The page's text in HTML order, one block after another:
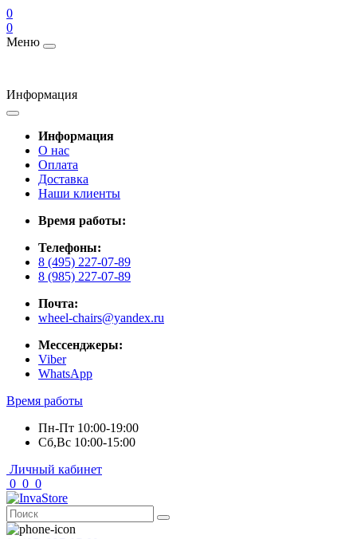
0
0
Меню
Информация
Информация
О нас
Оплата
Доставка
Наши клиенты
Время работы:
Телефоны:
8 (495) 227-07-89
8 (985) 227-07-89
Почта:
wheel-chairs@yandex.ru
Мессенджеры:
Viber
WhatsApp
Время работы
Пн-Пт 10:00-19:00
Сб,Вс 10:00-15:00
Личный кабинет
0 0 0